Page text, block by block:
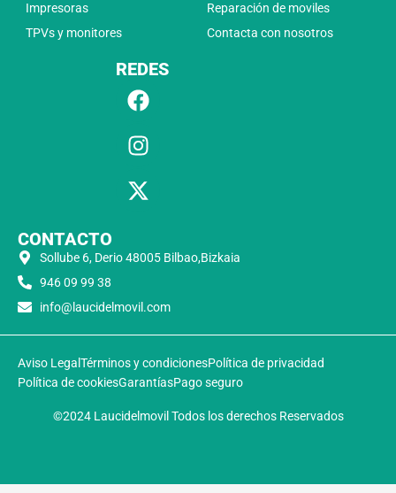
Impresoras
TPVs y monitores
Reparación de moviles
Contacta con nosotros
REDES
CONTACTO
Sollube 6, Derio 48005 Bilbao,Bizkaia
946 09 99 38
info@laucidelmovil.com
Aviso Legal Términos y condicionesPolítica de privacidad
Política de cookiesGarantíasPago seguro
©2024 Laucidelmovil Todos los derechos Reservados